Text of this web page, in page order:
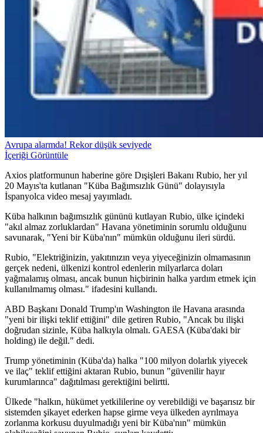
Avrupa alarmda! Rekor düşük seviyede
İçeriği Görüntüle
Axios platformunun haberine göre Dışişleri Bakanı Rubio, her yıl
20 Mayıs'ta kutlanan "Küba Bağımsızlık Günü" dolayısıyla
İspanyolca video mesaj yayımladı.
Küba halkının bağımsızlık gününü kutlayan Rubio, ülke içindeki
"akıl almaz zorluklardan" Havana yönetiminin sorumlu olduğunu
savunarak, "Yeni bir Küba'nın" mümkün olduğunu ileri sürdü.
Rubio, "Elektriğinizin, yakıtınızın veya yiyeceğinizin olmamasının
gerçek nedeni, ülkenizi kontrol edenlerin milyarlarca doları
yağmalamış olması, ancak bunun hiçbirinin halka yardım etmek için
kullanılmamış olması." ifadesini kullandı.
ABD Başkanı Donald Trump'ın Washington ile Havana arasında
"yeni bir ilişki teklif ettiğini" dile getiren Rubio, "Ancak bu ilişki
doğrudan sizinle, Küba halkıyla olmalı. GAESA (Küba'daki bir
holding) ile değil." dedi.
Trump yönetiminin (Küba'da) halka "100 milyon dolarlık yiyecek
ve ilaç" teklif ettiğini aktaran Rubio, bunun "güvenilir hayır
kurumlarınca" dağıtılması gerektiğini belirtti.
Ülkede "halkın, hükümet yetkililerine oy verebildiği ve başarısız bir
sistemden şikayet ederken hapse girme veya ülkeden ayrılmaya
zorlanma korkusu duyulmadığı yeni bir Küba'nın" mümkün